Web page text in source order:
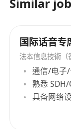
碼轉型服務，
国际话音专
法本信息技術（
通信/电子
熟悉 SDH/
具备网络